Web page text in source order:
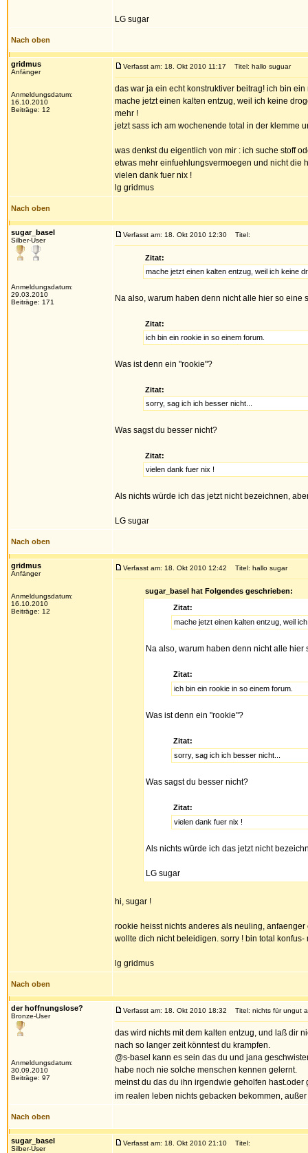
LG sugar
Nach oben
gridmus
Anfänger
Anmeldungsdatum:
16.10.2010
Beiträge: 12
Verfasst am: 18. Okt 2010 11:17 Titel: hallo suguar
das war ja ein echt konstruktiver beitrag! ich bin
mache jetzt einen kalten entzug, weil ich keine
mehr !
jetzt sass ich am wochenende total in der klemme
was denkst du eigentlich von mir : ich suche stoff
etwas mehr einfuehlungsvermoegen und nicht die
vielen dank fuer nix !
lg gridmus
Nach oben
sugar_basel
Silber-User
Anmeldungsdatum:
29.03.2010
Beiträge: 171
Verfasst am: 18. Okt 2010 12:30 Titel:
Zitat:
mache jetzt einen kalten entzug, weil ich keine
Na also, warum haben denn nicht alle hier so eine
Zitat:
ich bin ein rookie in so einem forum.
Was ist denn ein "rookie"?
Zitat:
sorry, sag ich ich besser nicht...
Was sagst du besser nicht?
Zitat:
vielen dank fuer nix !
Als nichts würde ich das jetzt nicht bezeichnen,
LG sugar
Nach oben
gridmus
Anfänger
Anmeldungsdatum:
16.10.2010
Beiträge: 12
Verfasst am: 18. Okt 2010 12:42 Titel: hallo sugar
sugar_basel hat Folgendes geschrieben:
Zitat:
mache jetzt einen kalten entzug, weil
Na also, warum haben denn nicht alle hier
Zitat:
ich bin ein rookie in so einem forum.
Was ist denn ein "rookie"?
Zitat:
sorry, sag ich ich besser nicht...
Was sagst du besser nicht?
Zitat:
vielen dank fuer nix !
Als nichts würde ich das jetzt nicht
LG sugar
hi, sugar !
rookie heisst nichts anderes als neuling, anfaenger
wollte dich nicht beleidigen. sorry ! bin total
lg gridmus
Nach oben
der hoffnungslose?
Bronze-User
Anmeldungsdatum:
30.09.2010
Beiträge: 97
Verfasst am: 18. Okt 2010 18:32 Titel: nichts für ungut
das wird nichts mit dem kalten entzug, und laß dir
nach so langer zeit könntest du krampfen.
@s-basel kann es sein das du und jana
habe noch nie solche menschen kennen gelernt.
meinst du das du ihn irgendwie geholfen
im realen leben nichts gebacken bekommen,
Nach oben
sugar_basel
Silber-User
Verfasst am: 18. Okt 2010 21:10 Titel: